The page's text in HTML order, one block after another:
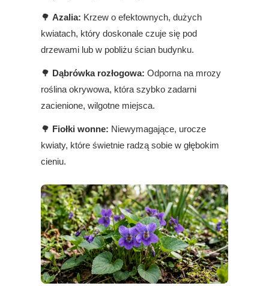
🌳 Azalia: Krzew o efektownych, dużych
kwiatach, który doskonale czuje się pod
drzewami lub w pobliżu ścian budynku.
🌳 Dąbrówka rozłogowa: Odporna na mrozy
roślina okrywowa, która szybko zadarni
zacienione, wilgotne miejsca.
🌳 Fiołki wonne: Niewymagające, urocze
kwiaty, które świetnie radzą sobie w głębokim
cieniu.